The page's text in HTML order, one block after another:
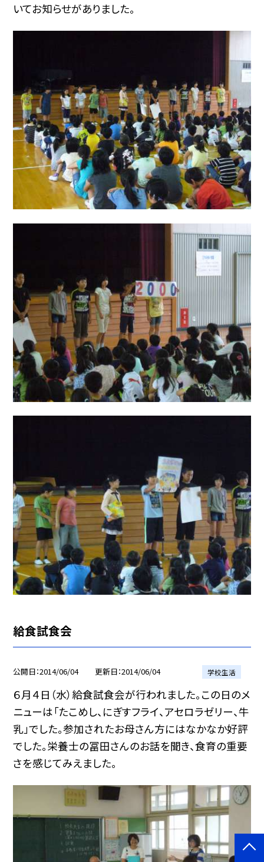
いてお知らせがありました。
給食試食会
公開日 2014/06/04 更新日 2014/06/04 学校生活
６月４日（水）給食試食会が行われました。この日のメ
ニューは「たこめし、にぎすフライ、アセロラゼリー、牛
乳」でした。参加されたお母さん方にはなかなか好評
でした。栄養士の冨田さんのお話を聞き、食育の重要
さを感じてみえました。